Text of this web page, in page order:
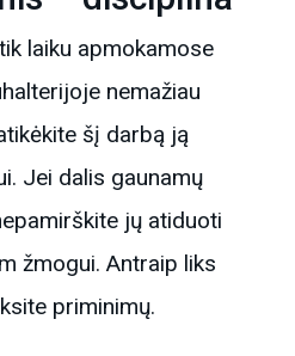
laiku apmokamose
nemažiau
šį darbą ją
Jei dalis gaunamų
jų atiduoti
žmogui. Antraip liks
priminimų.